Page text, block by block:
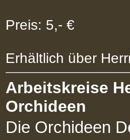
Preis: 5,- €
Erhältlich über
Arbeitskreise
Orchideen
Die Orchideen